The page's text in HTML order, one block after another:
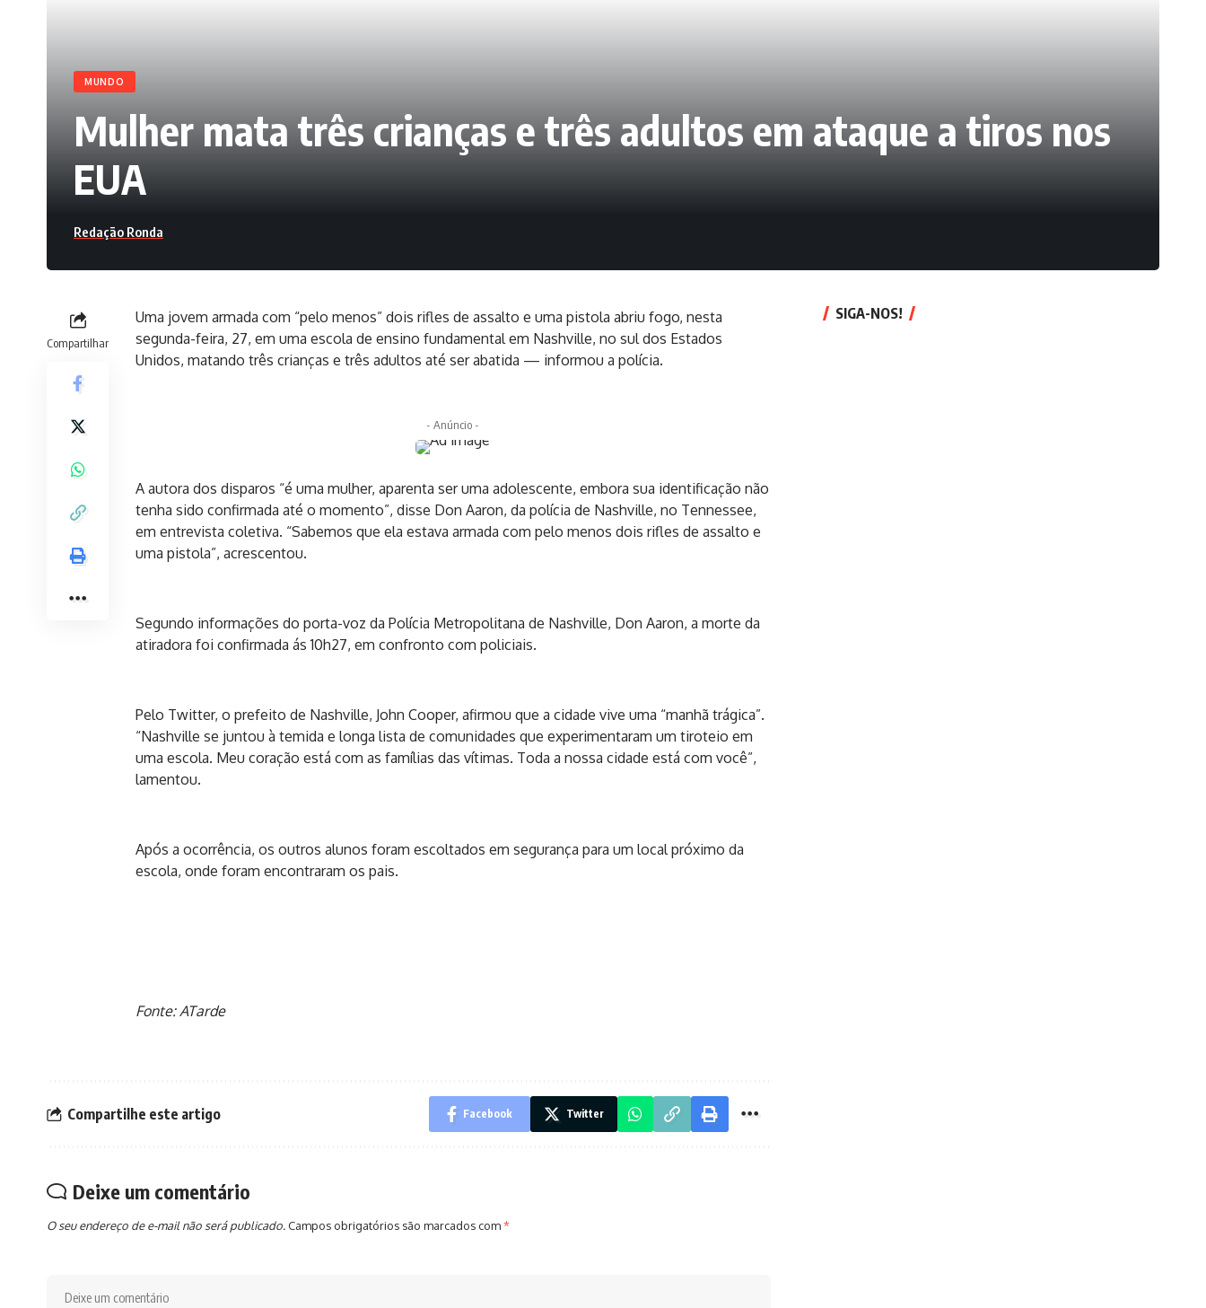
MUNDO
Mulher mata três crianças e três adultos em ataque a tiros nos
EUA
Redação Ronda
Compartilhar
Uma jovem armada com “pelo menos” dois rifles de assalto e uma pistola abriu fogo, nesta
segunda-feira, 27, em uma escola de ensino fundamental em Nashville, no sul dos Estados
Unidos, matando três crianças e três adultos até ser abatida — informou a polícia.
- Anúncio -
A autora dos disparos “é uma mulher, aparenta ser uma adolescente, embora sua identificação não
tenha sido confirmada até o momento”, disse Don Aaron, da polícia de Nashville, no Tennessee,
em entrevista coletiva. “Sabemos que ela estava armada com pelo menos dois rifles de assalto e
uma pistola”, acrescentou.
Segundo informações do porta-voz da Polícia Metropolitana de Nashville, Don Aaron, a morte da
atiradora foi confirmada ás 10h27, em confronto com policiais.
Pelo Twitter, o prefeito de Nashville, John Cooper, afirmou que a cidade vive uma “manhã trágica”.
“Nashville se juntou à temida e longa lista de comunidades que experimentaram um tiroteio em
uma escola. Meu coração está com as famílias das vítimas. Toda a nossa cidade está com você”,
lamentou.
Após a ocorrência, os outros alunos foram escoltados em segurança para um local próximo da
escola, onde foram encontraram os pais.
Fonte: ATarde
Compartilhe este artigo Facebook Twitter
Deixe um comentário
O seu endereço de e-mail não será publicado. Campos obrigatórios são marcados com*
SIGA-NOS!